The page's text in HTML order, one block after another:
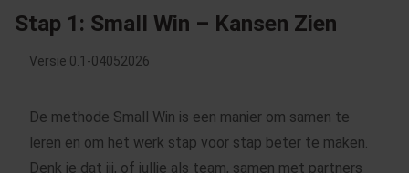
Stap 1: Small Win – Kansen Zien
Tool
Kansen
Zien
Versie 0.1-04052026
De methode Small Win is een manier om samen te
leren en om het werk stap voor stap beter te maken.
Denk je dat jij, of jullie als team, samen met partners